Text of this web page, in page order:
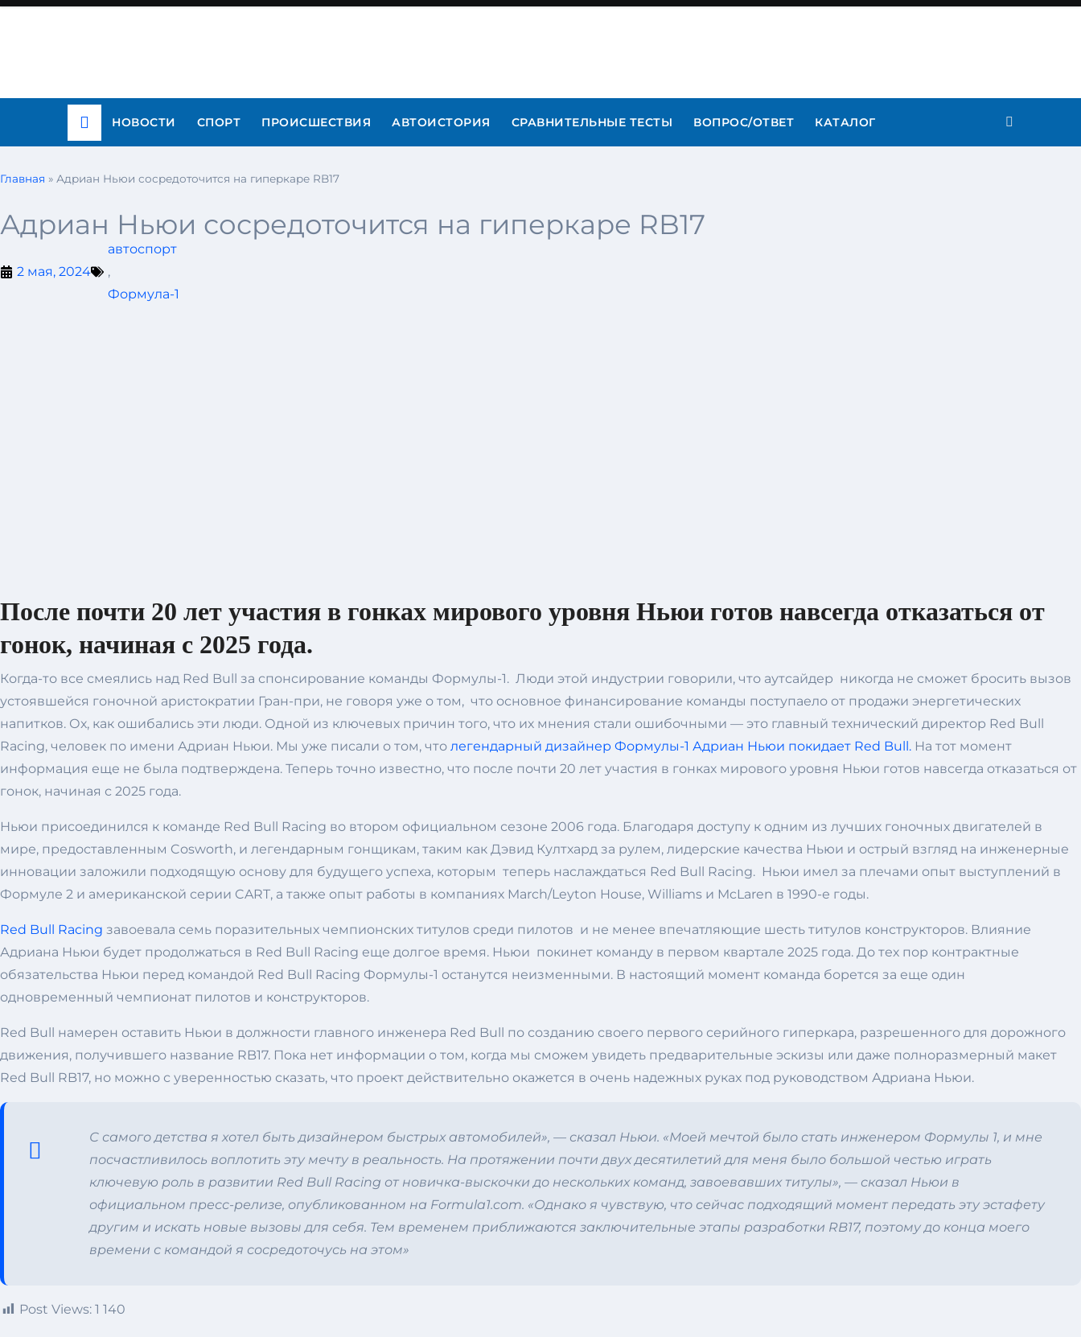
НОВОСТИ СПОРТ ПРОИСШЕСТВИЯ АВТОИСТОРИЯ СРАВНИТЕЛЬНЫЕ ТЕСТЫ ВОПРОС/ОТВЕТ КАТАЛОГ
Главная » Адриан Ньюи сосредоточится на гиперкаре RB17
Адриан Ньюи сосредоточится на гиперкаре RB17
2 мая, 2024
автоспорт
,
Формула-1
После почти 20 лет участия в гонках мирового уровня Ньюи готов навсегда отказаться от
гонок, начиная с 2025 года.
Когда-то все смеялись над Red Bull за спонсирование команды Формулы-1. Люди этой индустрии говорили, что аутсайдер никогда не сможет бросить вызов
устоявшейся гоночной аристократии Гран-при, не говоря уже о том, что основное финансирование команды поступаело от продажи энергетических
напитков. Ох, как ошибались эти люди. Одной из ключевых причин того, что их мнения стали ошибочными — это главный технический директор Red Bull
Racing, человек по имени Адриан Ньюи. Мы уже писали о том, что легендарный дизайнер Формулы-1 Адриан Ньюи покидает Red Bull. На тот момент
информация еще не была подтверждена. Теперь точно известно, что после почти 20 лет участия в гонках мирового уровня Ньюи готов навсегда отказаться от
гонок, начиная с 2025 года.
Ньюи присоединился к команде Red Bull Racing во втором официальном сезоне 2006 года. Благодаря доступу к одним из лучших гоночных двигателей в
мире, предоставленным Cosworth, и легендарным гонщикам, таким как Дэвид Култхард за рулем, лидерские качества Ньюи и острый взгляд на инженерные
инновации заложили подходящую основу для будущего успеха, которым теперь наслаждаться Red Bull Racing. Ньюи имел за плечами опыт выступлений в
Формуле 2 и американской серии CART, а также опыт работы в компаниях March/Leyton House, Williams и McLaren в 1990-е годы.
Red Bull Racing завоевала семь поразительных чемпионских титулов среди пилотов и не менее впечатляющие шесть титулов конструкторов. Влияние
Адриана Ньюи будет продолжаться в Red Bull Racing еще долгое время. Ньюи покинет команду в первом квартале 2025 года. До тех пор контрактные
обязательства Ньюи перед командой Red Bull Racing Формулы-1 останутся неизменными. В настоящий момент команда борется за еще один
одновременный чемпионат пилотов и конструкторов.
Red Bull намерен оставить Ньюи в должности главного инженера Red Bull по созданию своего первого серийного гиперкара, разрешенного для дорожного
движения, получившего название RB17. Пока нет информации о том, когда мы сможем увидеть предварительные эскизы или даже полноразмерный макет
Red Bull RB17, но можно с уверенностью сказать, что проект действительно окажется в очень надежных руках под руководством Адриана Ньюи.
С самого детства я хотел быть дизайнером быстрых автомобилей», — сказал Ньюи. «Моей мечтой было стать инженером Формулы 1, и мне
посчастливилось воплотить эту мечту в реальность. На протяжении почти двух десятилетий для меня было большой честью играть
ключевую роль в развитии Red Bull Racing от новичка-выскочки до нескольких команд, завоевавших титулы», — сказал Ньюи в
официальном пресс-релизе, опубликованном на Formula1.com. «Однако я чувствую, что сейчас подходящий момент передать эту эстафету
другим и искать новые вызовы для себя. Тем временем приближаются заключительные этапы разработки RB17, поэтому до конца моего
времени с командой я сосредоточусь на этом»
Post Views: 1 140